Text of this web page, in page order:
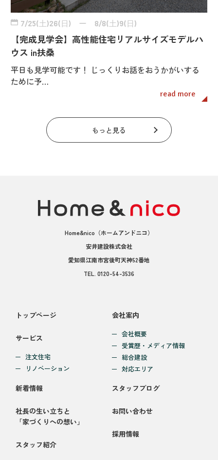
7/25(土)26(日) ー 8/8(土)9(日)
【完成見学会】高性能住宅リアルサイズモデルハ
ウス in扶桑
平日も見学可能です！ じっくりお話をおうかがいする
ために予…
read more
もっと見る
Home&nico （ホームアンドニコ）
安井建設株式会社
愛知県江南市宮後町天神52番地
TEL. 0120-54-3536
トップページ
サービス
注文住宅
リノベーション
会社案内
会社概要
受賞歴・メディア情報
総合建設
対応エリア
新着情報
社長の生い立ちと
「家づくりへの想い」
スタッフ紹介
スタッフブログ
お問い合わせ
採用情報